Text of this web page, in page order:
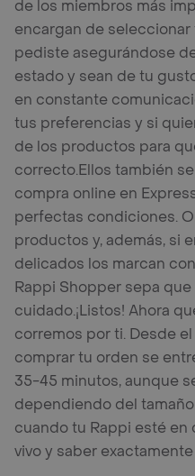
de los miembros más
encargan de
pediste asegurándose
estado y sean de tu
en constante
tus preferencias y si
de los productos para
correcto.Ellos también
compra online en
perfectas condiciones.
productos y, además, si
delicados los marcan
Rappi Shopper sepa
cuidado.¡Listos! Ahora
corremos por ti. Desde
comprar tu orden se
35-45 minutos, aunque
dependiendo del
cuando tu Rappi esté
vivo y saber